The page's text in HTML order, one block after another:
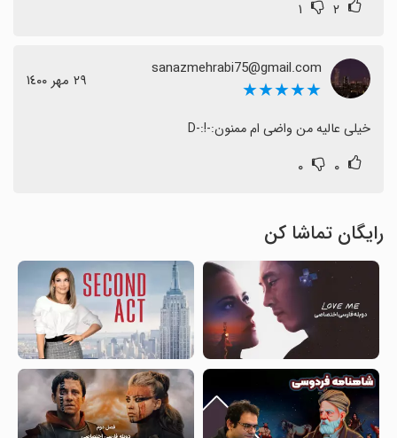
۲ ۱
sanazmehrabi75@gmail.com
★★★★★ ٢٩ مهر ١٤٠٠
خیلی عالیه من واضی ام ممنون:-!:-D
۰ ۰
رایگان تماشا کن